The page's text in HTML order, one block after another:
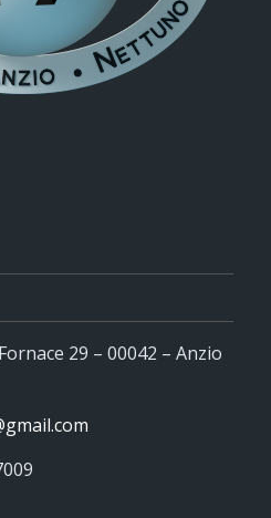
29 – 00042 – Anzio